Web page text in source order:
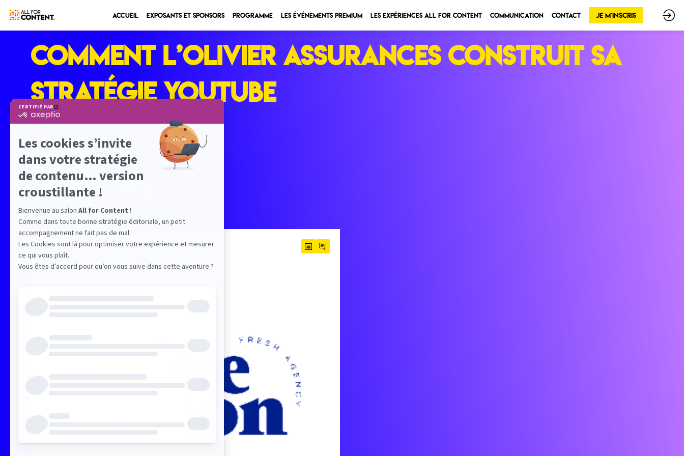
Accueil Exposants et sponsors Programme Les Événements Premium Les expériences All for Content Communication Contact Je m'inscris
Comment L’Olivier Assurances construit sa
stratégie YouTube
Eiffel
Conférence applicative
RETOUR PROGRAMME